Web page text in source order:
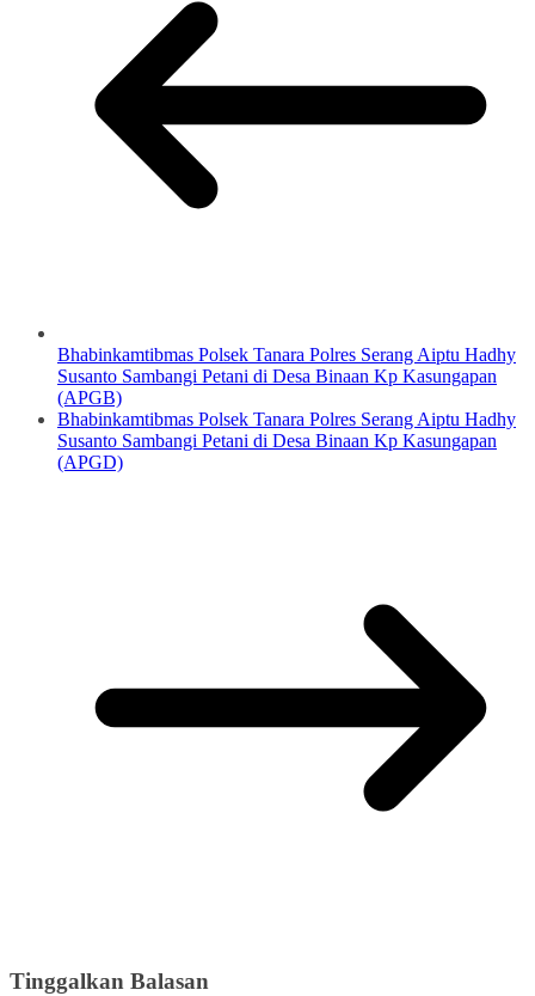
Bhabinkamtibmas Polsek Tanara Polres Serang Aiptu Hadhy
Susanto Sambangi Petani di Desa Binaan Kp Kasungapan
(APGB)
Bhabinkamtibmas Polsek Tanara Polres Serang Aiptu Hadhy
Susanto Sambangi Petani di Desa Binaan Kp Kasungapan
(APGD)
Tinggalkan Balasan